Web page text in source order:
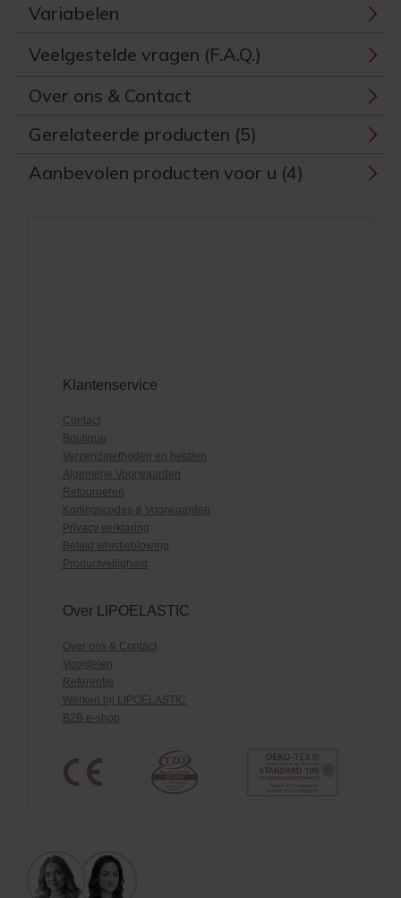
Variabelen
Veelgestelde vragen (F.A.Q.)
Over ons & Contact
Gerelateerde producten (5)
Aanbevolen producten voor u (4)
Klantenservice
Contact
Boutique
Verzendmethoden en betalen
Algemene Voorwaarden
Retourneren
Kortingscodes & Voorwaarden
Privacy verklaring
Beleid whistleblowing
Productveiligheid
Over LIPOELASTIC
Over ons & Contact
Voordelen
Referentie
Werken bij LIPOELASTIC
B2B e-shop